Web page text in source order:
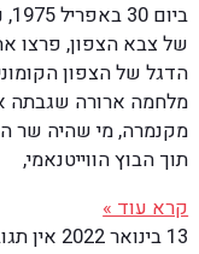
של צבא הצפון, פרצו
הדגל של הצפון
מקנמרה, מי שהיה שר
תוך הבוץ הווייטנאמי,
קרא עוד »
13 בינואר 2022
אין